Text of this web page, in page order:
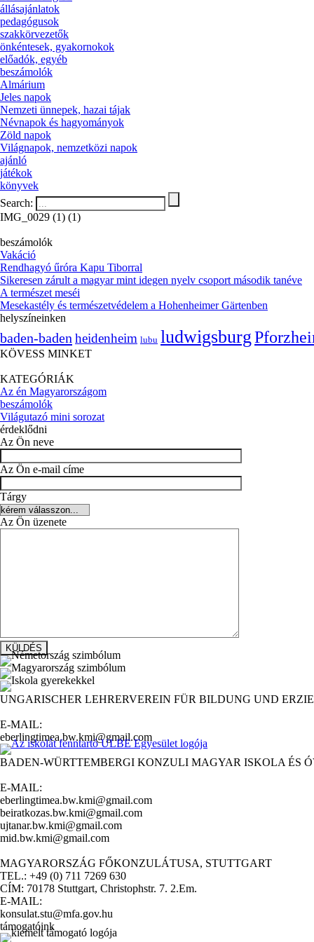
állásajánlatok
pedagógusok
szakkörvezetők
önkéntesek, gyakornokok
előadók, egyéb
beszámolók
Almárium
Jeles napok
Nemzeti ünnepek, hazai tájak
Névnapok és hagyományok
Zöld napok
Világnapok, nemzetközi napok
ajánló
játékok
könyvek
Search:
IMG_0029 (1) (1)
beszámolók
Vakáció
Rendhagyó űróra Kapu Tiborral
Sikeresen zárult a magyar mint idegen nyelv csoport második tanéve
A természet meséi
Mesekastély és természetvédelem a Hohenheimer Gärtenben
helyszíneinken
baden-baden heidenheim lubu ludwigsburg
KÖVESS MINKET
KATEGÓRIÁK
Az én Magyarországom
beszámolók
Világutazó mini sorozat
érdeklődni
Az Ön neve
Az Ön e-mail címe
Tárgy
Az Ön üzenete
UNGARISCHER LEHRERVEREIN FÜR BILDUNG UND
E-MAIL:
eberlingtimea.bw.kmi@gmail.com
BADEN-WÜRTTEMBERGI KONZULI MAGYAR ISKOLA ÉS
E-MAIL:
eberlingtimea.bw.kmi@gmail.com
beiratkozas.bw.kmi@gmail.com
ujtanar.bw.kmi@gmail.com
mid.bw.kmi@gmail.com
MAGYARORSZÁG FŐKONZULÁTUSA, STUTTGART
TEL.: +49 (0) 711 7269 630
CÍM: 70178 Stuttgart, Christophstr. 7. 2.Em.
E-MAIL:
konsulat.stu@mfa.gov.hu
támogatóink